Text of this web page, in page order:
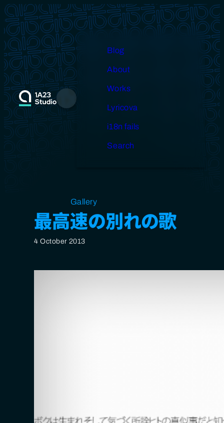
Skip
to
content
Menu
Blog
About
Works
Lyricova
i18n fails
Search
Open source
Gallery
最高速の別れの歌
4 October 2013